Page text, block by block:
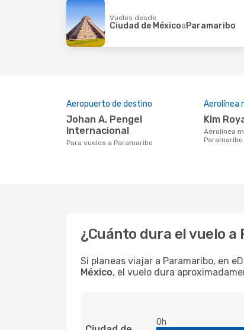
Vuelos desde
Ciudad de MéxicoaParamaribo
Aeropuerto de destino
Johan A. Pengel
Internacional
Para vuelos a Paramaribo
Aerolínea
Klm
Aerolínea más frecuentada con vuelos a
Paramaribo
¿Cuánto dura el vuelo a
Si planeas viajar a Paramaribo, en
México, el vuelo dura
0h